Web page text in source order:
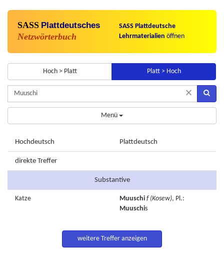
SASS Plattdeutsches
Netzwörterbuch
SASS Plattdeutsche
Lehrmaterialien öffnen
Hoch > Platt Platt > Hoch
×
Menü
Hochdeutsch Plattdeutsch
direkte Treffer
Substantive
Katze Muuschi f (Kosew), Pl.:
Muuschis
weitere Treffer anzeigen